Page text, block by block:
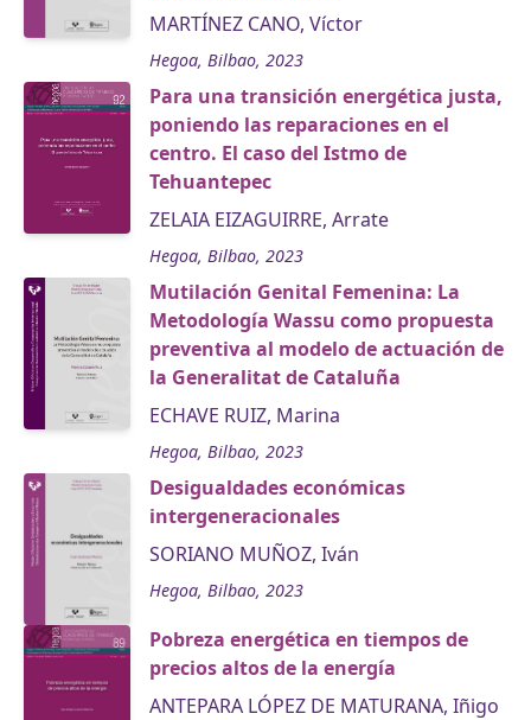
MARTÍNEZ CANO, Víctor
Hegoa, Bilbao, 2023
Para una transición energética justa,
poniendo las reparaciones en el
centro. El caso del Istmo de
Tehuantepec
ZELAIA EIZAGUIRRE, Arrate
Hegoa, Bilbao, 2023
Mutilación Genital Femenina: La
Metodología Wassu como propuesta
preventiva al modelo de actuación de
la Generalitat de Cataluña
ECHAVE RUIZ, Marina
Hegoa, Bilbao, 2023
Desigualdades económicas
intergeneracionales
SORIANO MUÑOZ, Iván
Hegoa, Bilbao, 2023
Pobreza energética en tiempos de
precios altos de la energía
ANTEPARA LÓPEZ DE MATURANA, Iñigo